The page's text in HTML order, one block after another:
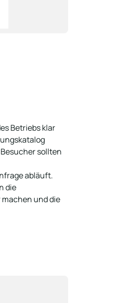
Betriebs klar
sollten
abläuft.
die
und die